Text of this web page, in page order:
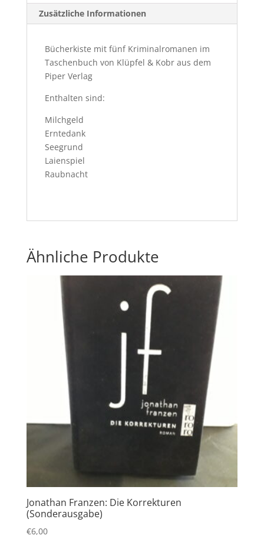
Zusätzliche Informationen
Bücherkiste mit fünf Kriminalromanen im
Taschenbuch von Klüpfel & Kobr aus dem
Piper Verlag
Enthalten sind:
Milchgeld
Erntedank
Seegrund
Laienspiel
Raubnacht
Ähnliche Produkte
Jonathan Franzen: Die Korrekturen
(Sonderausgabe)
€6,00